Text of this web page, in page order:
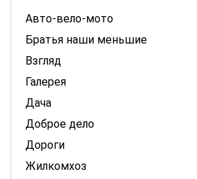
Авто-вело-мото
Братья наши меньшие
Взгляд
Галерея
Дача
Доброе дело
Дороги
Жилкомхоз